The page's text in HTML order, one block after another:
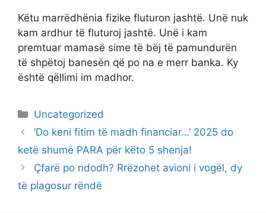
Këtu marrëdhënia fizike fluturon jashtë. Unë nuk
kam ardhur të fluturoj jashtë. Unë i kam
premtuar mamasë sime të bëj të pamundurën
të shpëtoj banesën që po na e merr banka. Ky
është qëllimi im madhor.
Categories
Uncategorized
‘Do keni fitim të madh financiar…’ 2025 do
ketë shumë PARA për këto 5 shenja!
Çfarë po ndodh? Rrëzohet avioni i vogël, dy
të plagosur rëndë